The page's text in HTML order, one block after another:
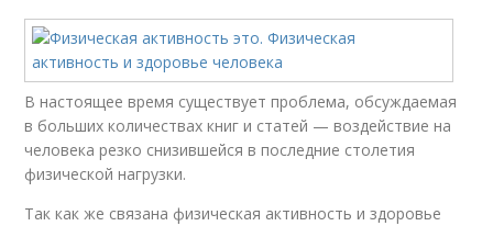
В настоящее время существует проблема, обсуждаемая
в больших количествах книг и статей — воздействие на
человека резко снизившейся в последние столетия
физической нагрузки.
Так как же связана физическая активность и здоровье